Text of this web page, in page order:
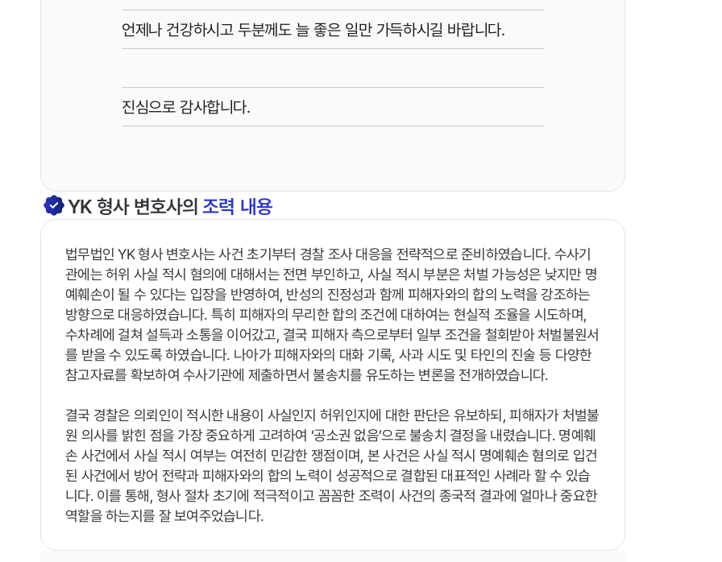
언제나 건강하시고 두분께도 늘 좋은 일만 가득하시길 바랍니다.
진심으로 감사합니다.
YK형사변호사의조력 내용
법무법인 YK 형사 변호사는 사건 초기부터 경찰 조사 대응을 전략적으로 준비하였습니다. 수사기
관에는 허위 사실 적시 혐의에 대해서는 전면 부인하고, 사실 적시 부분은 처벌 가능성은 낮지만 명
예훼손이 될 수 있다는 입장을 반영하여, 반성의 진정성과 함께 피해자와의 합의 노력을 강조하는
방향으로 대응하였습니다. 특히 피해자의 무리한 합의 조건에 대하여는 현실적 조율을 시도하며,
수차례에 걸쳐 설득과 소통을 이어갔고, 결국 피해자 측으로부터 일부 조건을 철회받아 처벌불원서
를 받을 수 있도록 하였습니다. 나아가 피해자와의 대화 기록, 사과 시도 및 타인의 진술 등 다양한
참고자료를 확보하여 수사기관에 제출하면서 불송치를 유도하는 변론을 전개하였습니다.
결국 경찰은 의뢰인이 적시한 내용이 사실인지 허위인지에 대한 판단은 유보하되, 피해자가 처벌불
원 의사를 밝힌 점을 가장 중요하게 고려하여 ‘공소권 없음’으로 불송치 결정을 내렸습니다. 명예훼
손 사건에서 사실 적시 여부는 여전히 민감한 쟁점이며, 본 사건은 사실 적시 명예훼손 혐의로 입건
된 사건에서 방어 전략과 피해자와의 합의 노력이 성공적으로 결합된 대표적인 사례라 할 수 있습
니다. 이를 통해, 형사 절차 초기에 적극적이고 꼼꼼한 조력이 사건의 종국적 결과에 얼마나 중요한
역할을 하는지를 잘 보여주었습니다.